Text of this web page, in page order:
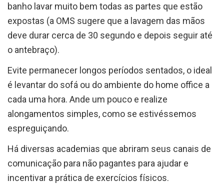
banho lavar muito bem todas as partes que estão
expostas (a OMS sugere que a lavagem das mãos
deve durar cerca de 30 segundo e depois seguir até
o antebraço).
Evite permanecer longos períodos sentados, o ideal
é levantar do sofá ou do ambiente do home office a
cada uma hora. Ande um pouco e realize
alongamentos simples, como se estivéssemos
espreguiçando.
Há diversas academias que abriram seus canais de
comunicação para não pagantes para ajudar e
incentivar a prática de exercícios físicos.